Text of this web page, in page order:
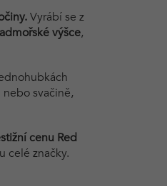
Vyrábí se z
výšce,
svačině,
cenu Red
celé značky.